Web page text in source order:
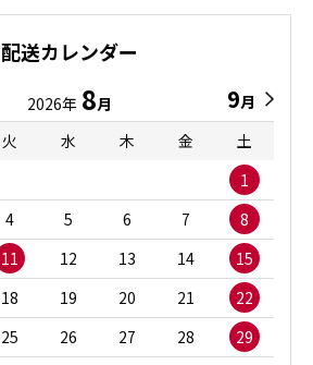
配送カレンダー
2026年 8月 9月
火 水 木 金
土
1
4 5 6 7
8
11 12 13 14
15
18 19 20 21
22
25 26 27 28 29